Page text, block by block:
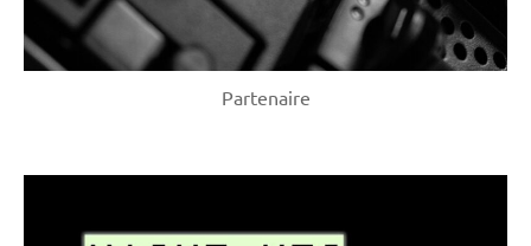
Partenaire